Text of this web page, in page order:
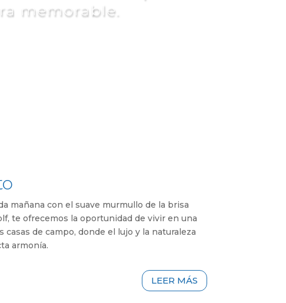
memorable.
mañana con el suave murmullo de la brisa
te ofrecemos la oportunidad de vivir en una
casas de campo, donde el lujo y la naturaleza
armonía.
LEER MÁS